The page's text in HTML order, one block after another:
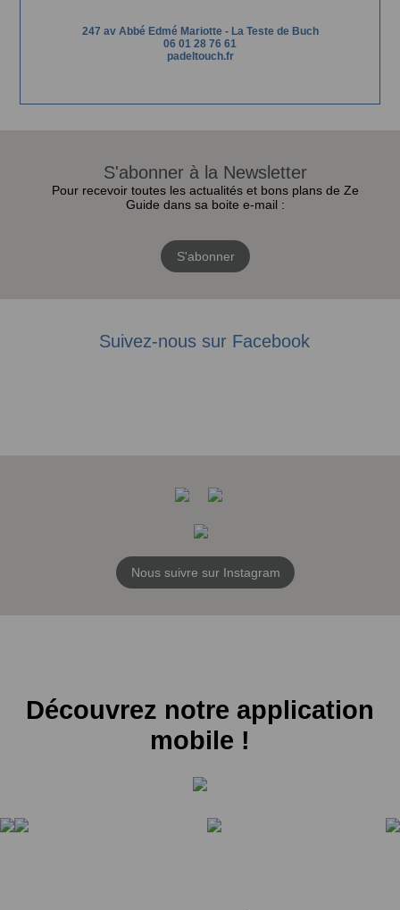
247 av Abbé Edmé Mariotte - La Teste de Buch
06 01 28 76 61
padeltouch.fr
S'abonner à la Newsletter
Pour recevoir toutes les actualités et bons plans de Ze
Guide dans sa boite e-mail :
S'abonner
Suivez-nous sur Facebook
Nous suivre sur Instagram
Découvrez notre application
mobile !